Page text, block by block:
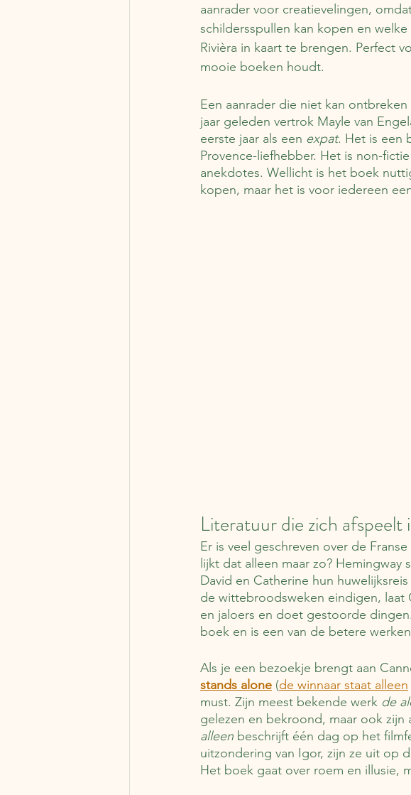
aanrader voor creatievelingen,
schildersspullen kan kopen en
Rivièra in kaart te brengen. Perfect
mooie boeken houdt.
Een aanrader die niet kan ontbreken
jaar geleden vertrok Mayle van
eerste jaar als een expat. Het is een
Provence-liefhebber. Het is non-
anekdotes. Wellicht is het boek
kopen, maar het is voor iedereen
Literatuur die zich afspeelt
Er is veel geschreven over de
lijkt dat alleen maar zo? Hemingway
David en Catherine hun
de wittebroodsweken eindigen, laat
en jaloers en doet gestoorde dingen.
boek en is een van de betere
Als je een bezoekje brengt aan
stands alone (de winnaar staat alleen
must. Zijn meest bekende werk de
gelezen en bekroond, maar ook
alleen beschrijft één dag op het
uitzondering van Igor, zijn ze uit op
Het boek gaat over roem en illusie,